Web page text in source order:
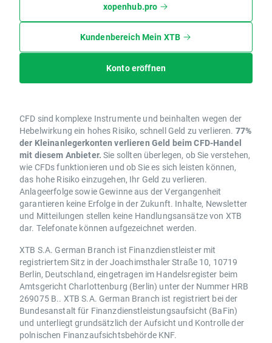
xopenhub.pro
Kundenbereich Mein XTB
Konto eröffnen
CFD sind komplexe Instrumente und beinhalten wegen der
Hebelwirkung ein hohes Risiko, schnell Geld zu verlieren. 77%
der Kleinanlegerkonten verlieren Geld beim CFD-Handel
mit diesem Anbieter. Sie sollten überlegen, ob Sie verstehen,
wie CFDs funktionieren und ob Sie es sich leisten können,
das hohe Risiko einzugehen, Ihr Geld zu verlieren.
Anlageerfolge sowie Gewinne aus der Vergangenheit
garantieren keine Erfolge in der Zukunft. Inhalte, Newsletter
und Mitteilungen stellen keine Handlungsansätze von XTB
dar. Telefonate können aufgezeichnet werden.
XTB S.A. German Branch ist Finanzdienstleister mit
registriertem Sitz in der Joachimsthaler Straße 10, 10719
Berlin, Deutschland, eingetragen im Handelsregister beim
Amtsgericht Charlottenburg (Berlin) unter der Nummer HRB
269075 B.. XTB S.A. German Branch ist registriert bei der
Bundesanstalt für Finanzdienstleistungsaufsicht (BaFin)
und unterliegt grundsätzlich der Aufsicht und Kontrolle der
polnischen Finanzaufsichtsbehörde KNF.